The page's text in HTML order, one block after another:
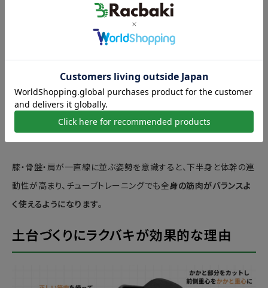
身で効率よく負荷を扱えるようになります。
骨盤が前傾しすぎたり後傾したままだと、腰や脚に余計な
力が入り、動きがぎこちなくなります。
特に後傾状態では大殿筋が働きにくくなり、下半身の引き締め効
果が薄れてしまいます。
膝・骨盤・肩が一直線に並ぶ姿勢を意識すると、下半身と体幹の連
動性が高まり、チューブトレーニングでも全身の筋肉がバランスよ
く使えるようになります。
土台づくりにラクバキが効果的な理由